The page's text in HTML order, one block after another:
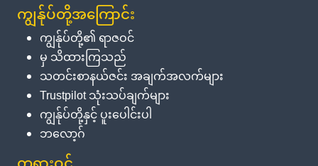
ကျွန်ုပ်တို့အကြောင်း
ကျွန်ုပ်တို့၏ ရာဇဝင်
မှ သိထားကြသည်
သတင်းစာနယ်ဇင်း အချက်အလက်များ
Trustpilot သုံးသပ်ချက်များ
ကျွန်ုပ်တို့နှင့် ပူးပေါင်းပါ
ဘလော့ဂ်